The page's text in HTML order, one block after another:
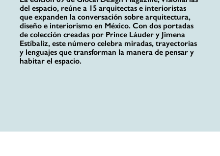
del espacio, reúne a 15 arquitectas e interioristas
que expanden la conversación sobre arquitectura,
diseño e interiorismo en México. Con dos portadas
de colección creadas por Prince Láuder y Jimena
Estíbaliz, este número celebra miradas, trayectorias
y lenguajes que transforman la manera de pensar y
habitar el espacio.